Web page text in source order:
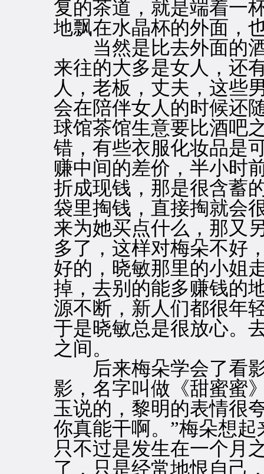
复的茶道，就是端着一
地飘在水晶杯的外面，
当然是比去外面的酒
来往的大多是女人，还
人，老板，丈夫，这些
会在陪伴女人的时候还
球馆茶馆生意要比酒吧
错，有些衣服化妆品是
赚中间的差价，半小时
折成现钱，那是很含蓄
袋里掏钱，直接掏就会
来为她买点什么，那又
多了，这样对梅朵不好
好的，晓敏那里的小姐
掉，去别的能多赚钱的
源不断，新人们都很年
于是晓敏总是很放心。
之间。
后来梅朵学会了看影
影，名字叫做《甜蜜蜜
玉说的，黎明的表情很
你真能干啊。”梅朵想
只不过是发生在一个月
了，只是经常地恨自己